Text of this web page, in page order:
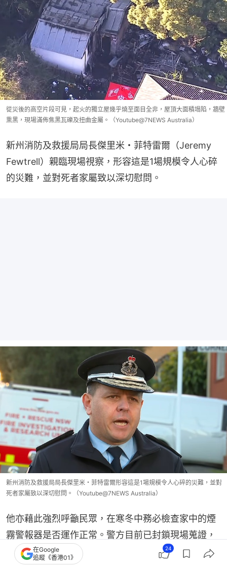
從災後的高空片段可見，起火的獨立屋幾乎燒至面目全非，屋頂大面積塌陷，牆壁
熏黑，現場滿佈焦黑瓦礫及扭曲金屬。（Youtube@7NEWS Australia）
新州消防及救援局局長傑里米・菲特雷爾（Jeremy
Fewtrell）親臨現場視察，形容這是1場規模令人心碎
的災難，並對死者家屬致以深切慰問。
新州消防及救援局局長傑里米・菲特雷爾形容這是1場規模令人心碎的災難，並對
死者家屬致以深切慰問。（Youtube@7NEWS Australia）
他亦藉此強烈呼籲民眾，在寒冬中務必檢查家中的煙
霧警報器是否運作正常。警方目前已封鎖現場蒐證，
稍後將向死因裁判官提交詳細報告。
在Google
追蹤《香港01》
24